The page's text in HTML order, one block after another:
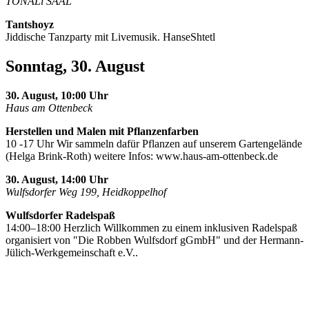
Tantshoyz
Jiddische Tanzparty mit Livemusik. HanseShtetl
Sonntag, 30. August
30. August, 10:00 Uhr
Haus am Ottenbeck
Herstellen und Malen mit Pflanzenfarben
10 -17 Uhr Wir sammeln dafür Pflanzen auf unserem Gartengelände
(Helga Brink-Roth) weitere Infos: www.haus-am-ottenbeck.de
30. August, 14:00 Uhr
Wulfsdorfer Weg 199, Heidkoppelhof
Wulfsdorfer Radelspaß
14:00–18:00 Herzlich Willkommen zu einem inklusiven Radelspaß
organisiert von "Die Robben Wulfsdorf gGmbH" und der Hermann-
Jülich-Werkgemeinschaft e.V..